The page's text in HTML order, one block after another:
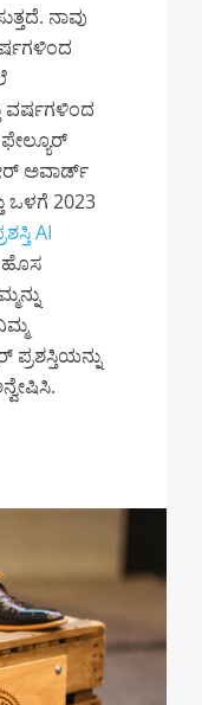
ನಾವು
ವರ್ಷಗಳಿಂದ
ಅವಾರ್ಡ್
ಒಳಗೆ 2023
AI
ಹೊಸ